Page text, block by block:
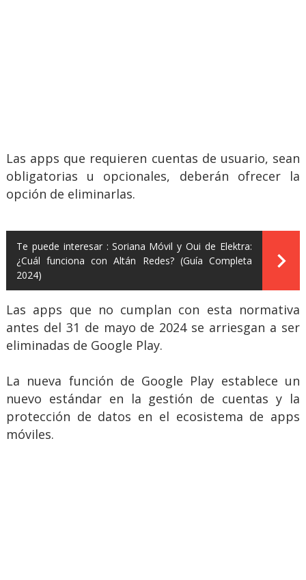
Las apps que requieren cuentas de usuario, sean
obligatorias u opcionales, deberán ofrecer la
opción de eliminarlas.
Te puede interesar : Soriana Móvil y Oui de Elektra:
¿Cuál funciona con Altán Redes? (Guía Completa
2024)
Las apps que no cumplan con esta normativa
antes del 31 de mayo de 2024 se arriesgan a ser
eliminadas de Google Play.
La nueva función de Google Play establece un
nuevo estándar en la gestión de cuentas y la
protección de datos en el ecosistema de apps
móviles.